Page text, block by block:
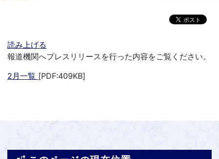
読み上げる
報道機関へプレスリリースを行った内容をご覧ください。
2月一覧 [PDF:409KB]